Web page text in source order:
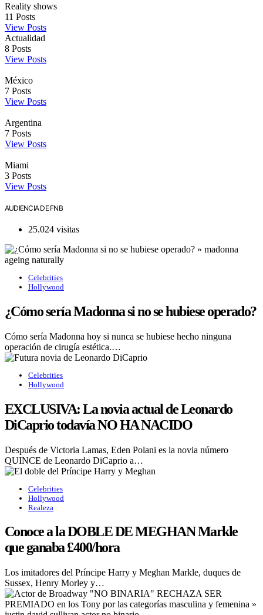
Reality shows
11 Posts
View Posts
Actualidad
8 Posts
View Posts
México
7 Posts
View Posts
Argentina
7 Posts
View Posts
Miami
3 Posts
View Posts
AUDIENCIA DE FNB
25.024 visitas
Celebrities
Hollywood
¿Cómo sería Madonna si no se hubiese operado?
Cómo sería Madonna hoy si nunca se hubiese hecho ninguna
operación de cirugía estética.…
Celebrities
Hollywood
EXCLUSIVA: La novia actual de Leonardo
DiCaprio todavía NO HA NACIDO
Después de Victoria Lamas, Eden Polani es la novia número
QUINCE de Leonardo DiCaprio a…
Celebrities
Hollywood
Realeza
Conoce a la DOBLE DE MEGHAN Markle
que ganaba £400/hora
Los imitadores del Príncipe Harry y Meghan Markle, duques de
Sussex, Henry Morley y…